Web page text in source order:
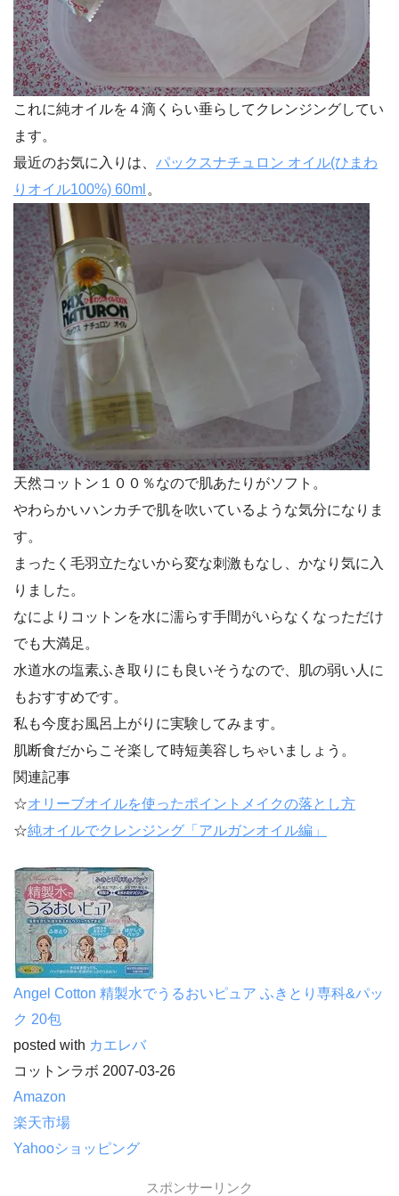
これに純オイルを４滴くらい垂らしてクレンジングしてい
ます。
最近のお気に入りは、 パックスナチュロン オイル(ひまわ
りオイル100%) 60ml 。
天然コットン１００％なので肌あたりがソフト。
やわらかいハンカチで肌を吹いているような気分になりま
す。
まったく毛羽立たないから変な刺激もなし、かなり気に入
りました。
なによりコットンを水に濡らす手間がいらなくなっただけ
でも大満足。
水道水の塩素ふき取りにも良いそうなので、肌の弱い人に
もおすすめです。
私も今度お風呂上がりに実験してみます。
肌断食だからこそ楽して時短美容しちゃいましょう。
関連記事
☆オリーブオイルを使ったポイントメイクの落とし方
☆純オイルでクレンジング「アルガンオイル編」
Angel Cotton 精製水でうるおいピュア ふきとり専科&パッ
ク 20包
posted with カエレバ
コットンラボ 2007-03-26
Amazon
楽天市場
Yahooショッピング
スポンサーリンク